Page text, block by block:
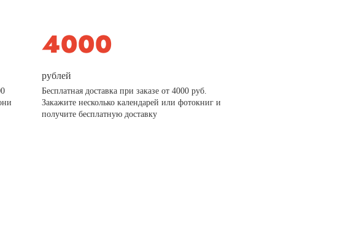
рублей
Бесплатная доставка при заказе от 4000 руб.
Закажите несколько календарей или фотокниг и
получите бесплатную доставку